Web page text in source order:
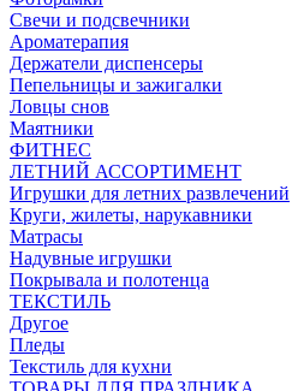
Свечи и подсвечники
Ароматерапия
Держатели диспенсеры
Пепельницы и зажигалки
Ловцы снов
Маятники
ФИТНЕС
ЛЕТНИЙ АССОРТИМЕНТ
Игрушки для летних развлечений
Круги, жилеты, нарукавники
Матрасы
Надувные игрушки
Покрывала и полотенца
ТЕКСТИЛЬ
Другое
Пледы
Текстиль для кухни